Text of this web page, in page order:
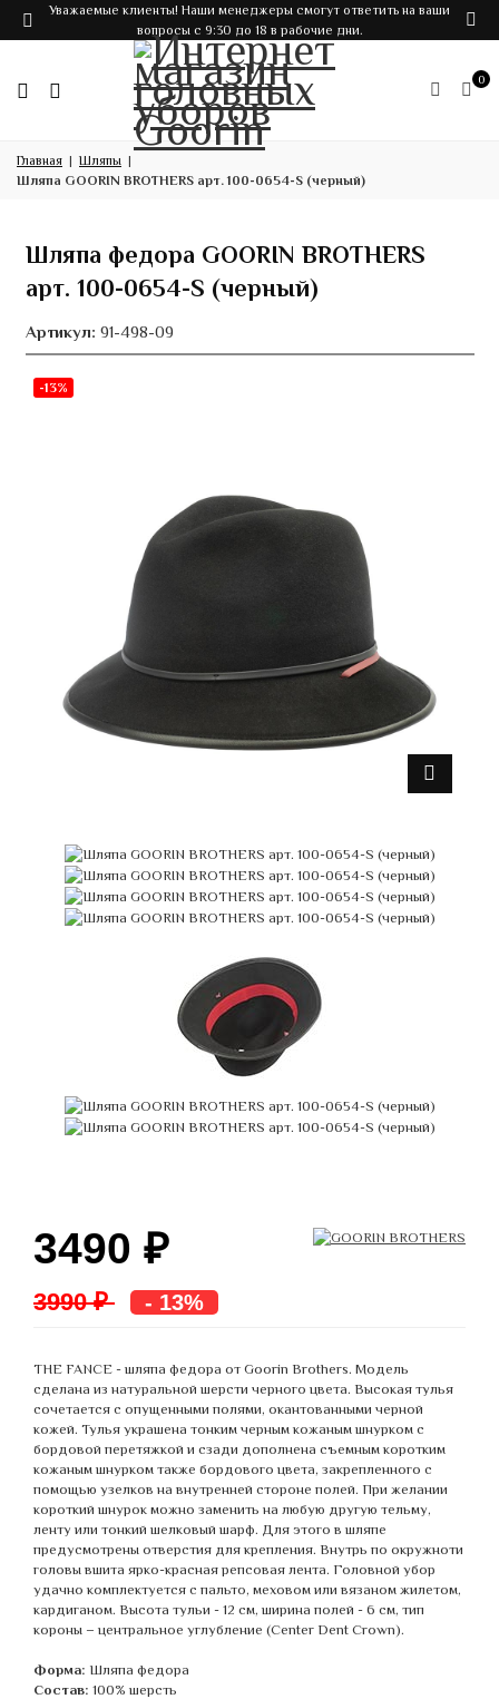
Уважаемые клиенты! Наши менеджеры смогут ответить на ваши
вопросы с 9:30 до 18 в рабочие дни.
0
Главная
Шляпы
Шляпа GOORIN BROTHERS арт. 100-0654-S (черный)
Шляпа федора GOORIN BROTHERS
арт. 100-0654-S (черный)
Артикул: 91-498-09
-13%
3490 ₽
3990 ₽ - 13%
THE FANCE - шляпа федора от Goorin Brothers. Модель
сделана из натуральной шерсти черного цвета. Высокая тулья
сочетается с опущенными полями, окантованными черной
кожей. Тулья украшена тонким черным кожаным шнурком с
бордовой перетяжкой и сзади дополнена съемным коротким
кожаным шнурком также бордового цвета, закрепленного с
помощью узелков на внутренней стороне полей. При желании
короткий шнурок можно заменить на любую другую тельму,
ленту или тонкий шелковый шарф. Для этого в шляпе
предусмотрены отверстия для крепления. Внутрь по окружноти
головы вшита ярко-красная репсовая лента. Головной убор
удачно комплектуется с пальто, меховом или вязаном жилетом,
кардиганом. Высота тульи - 12 см, ширина полей - 6 см, тип
короны – центральное углубление (Center Dent Crown).
Форма: Шляпа федора
Состав: 100% шерсть